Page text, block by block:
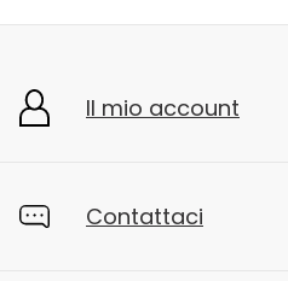
Il mio account
Contattaci